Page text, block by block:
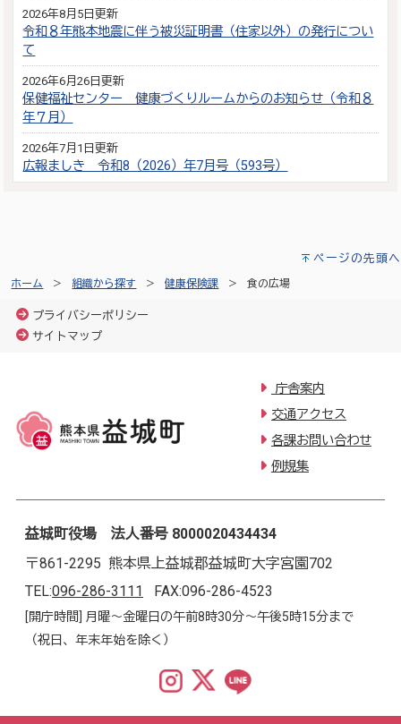
2026年8月5日更新
令和８年熊本地震に伴う被災証明書（住家以外）の発行につい
て
2026年6月26日更新
保健福祉センター 健康づくりルームからのお知らせ（令和８
年７月）
2026年7月1日更新
広報ましき 令和8（2026）年7月号（593号）
ページの先頭へ
ホーム 組織から探す 健康保険課 食の広場
プライバシーポリシー
サイトマップ
庁舎案内
交通アクセス
各課お問い合わせ
例規集
益城町役場 法人番号 8000020434434
〒861-2295 熊本県上益城郡益城町大字宮園702
TEL:096-286-3111 FAX:096-286-4523
[開庁時間] 月曜～金曜日の午前8時30分～午後5時15分まで
（祝日、年末年始を除く）